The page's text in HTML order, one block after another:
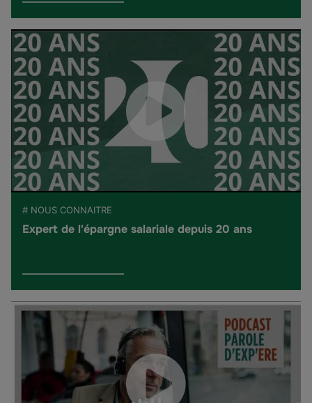
# NOUS CONNAITRE
Expert de l'épargne salariale depuis 20 ans